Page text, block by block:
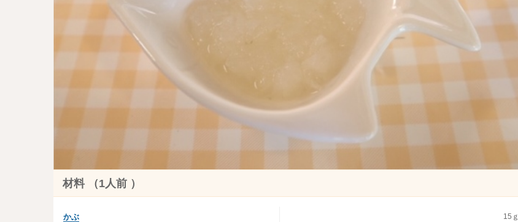
材料 （1人前 ）
かぶ 15ｇ